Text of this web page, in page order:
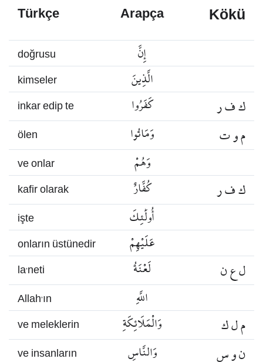
Türkçe Arapça Kökü
doğrusu إِنَّ
kimseler الَّذِينَ
inkar edip te كَفَرُوا ك ف ر
ölen وَمَاتُوا م و ت
ve onlar وَهُمْ
kafir olarak كُفَّارٌ ك ف ر
işte أُولَٰئِكَ
onların üstünedir عَلَيْهِمْ
la’neti لَعْنَةُ ل ع ن
Allah’ın اللَّهِ
ve meleklerin وَالْمَلَائِكَةِ م ل ك
ve insanların وَالنَّاسِ ن و س